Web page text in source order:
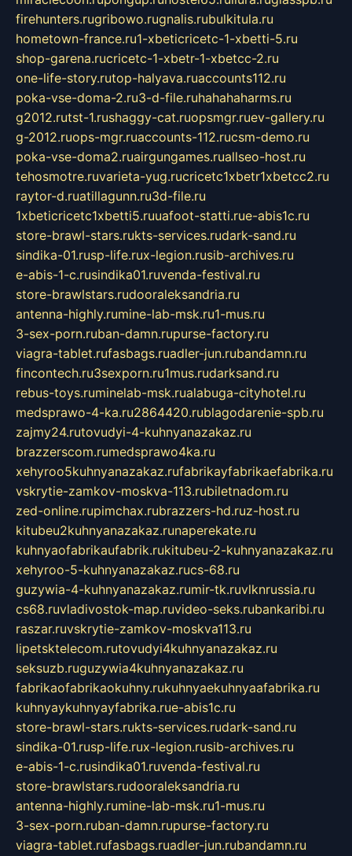
firehunters.rugribowo.rugnalis.rubulkitula.ru
hometown-france.ru1-xbeticricetc-1-xbetti-5.ru
shop-garena.rucricetc-1-xbetr-1-xbetcc-2.ru
one-life-story.rutop-halyava.ruaccounts112.ru
poka-vse-doma-2.ru3-d-file.ruhahahaharms.ru
g2012.rutst-1.rushaggy-cat.ruopsmgr.ruev-gallery.ru
g-2012.ruops-mgr.ruaccounts-112.rucsm-demo.ru
poka-vse-doma2.ruairgungames.ruallseo-host.ru
tehosmotre.ruvarieta-yug.rucricetc1xbetr1xbetcc2.ru
raytor-d.ruatillagunn.ru3d-file.ru
1xbeticricetc1xbetti5.ruuafoot-statti.rue-abis1c.ru
store-brawl-stars.rukts-services.rudark-sand.ru
sindika-01.rusp-life.rux-legion.rusib-archives.ru
e-abis-1-c.rusindika01.ruvenda-festival.ru
store-brawlstars.rudooraleksandria.ru
antenna-highly.rumine-lab-msk.ru1-mus.ru
3-sex-porn.ruban-damn.rupurse-factory.ru
viagra-tablet.rufasbags.ruadler-jun.rubandamn.ru
fincontech.ru3sexporn.ru1mus.rudarksand.ru
rebus-toys.ruminelab-msk.rualabuga-cityhotel.ru
medsprawo-4-ka.ru2864420.rublagodarenie-spb.ru
zajmy24.rutovudyi-4-kuhnyanazakaz.ru
brazzerscom.rumedsprawo4ka.ru
xehyroo5kuhnyanazakaz.rufabrikayfabrikaefabrika.ru
vskrytie-zamkov-moskva-113.rubiletnadom.ru
zed-online.rupimchax.rubrazzers-hd.ruz-host.ru
kitubeu2kuhnyanazakaz.runaperekate.ru
kuhnyaofabrikaufabrik.rukitubeu-2-kuhnyanazakaz.ru
xehyroo-5-kuhnyanazakaz.rucs-68.ru
guzywia-4-kuhnyanazakaz.rumir-tk.ruvlknrussia.ru
cs68.ruvladivostok-map.ruvideo-seks.rubankaribi.ru
raszar.ruvskrytie-zamkov-moskva113.ru
lipetsktelecom.rutovudyi4kuhnyanazakaz.ru
seksuzb.ruguzywia4kuhnyanazakaz.ru
fabrikaofabrikaokuhny.rukuhnyaekuhnyaafabrika.ru
kuhnyaykuhnyayfabrika.rue-abis1c.ru
store-brawl-stars.rukts-services.rudark-sand.ru
sindika-01.rusp-life.rux-legion.rusib-archives.ru
e-abis-1-c.rusindika01.ruvenda-festival.ru
store-brawlstars.rudooraleksandria.ru
antenna-highly.rumine-lab-msk.ru1-mus.ru
3-sex-porn.ruban-damn.rupurse-factory.ru
viagra-tablet.rufasbags.ruadler-jun.rubandamn.ru